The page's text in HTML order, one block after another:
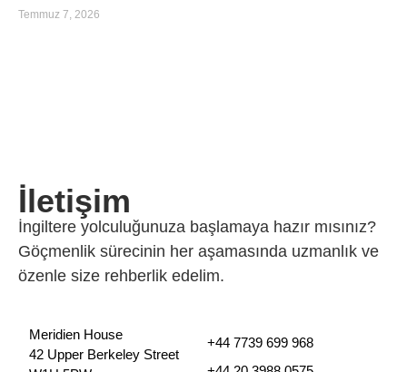
Temmuz 7, 2026
İletişim
İngiltere yolculuğunuza başlamaya hazır mısınız?
Göçmenlik sürecinin her aşamasında uzmanlık ve
özenle size rehberlik edelim.
Meridien House
42 Upper Berkeley Street
+44 7739 699 968